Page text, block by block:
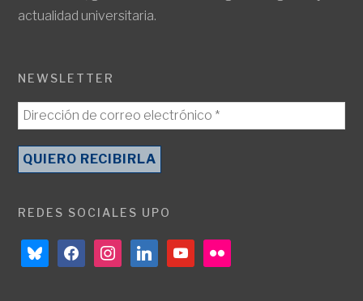
actualidad universitaria.
NEWSLETTER
REDES SOCIALES UPO
blueskyfacebookinstagramlinkedinyoutubeflickr